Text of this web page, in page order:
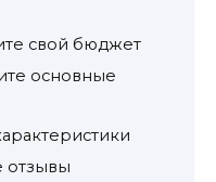
свой бюджет
основные
отзывы